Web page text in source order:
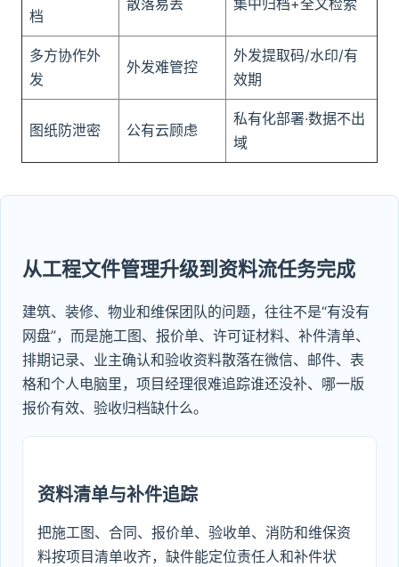
档
散落易丢 集中归档+全文检索
多方协作外
发
外发难管控
外发提取码/水印/有
效期
图纸防泄密 公有云顾虑
私有化部署·数据不出
域
从工程文件管理升级到资料流任务完成
建筑、装修、物业和维保团队的问题，往往不是“有没有
网盘”，而是施工图、报价单、许可证材料、补件清单、
排期记录、业主确认和验收资料散落在微信、邮件、表
格和个人电脑里，项目经理很难追踪谁还没补、哪一版
报价有效、验收归档缺什么。
资料清单与补件追踪
把施工图、合同、报价单、验收单、消防和维保资
料按项目清单收齐，缺件能定位责任人和补件状